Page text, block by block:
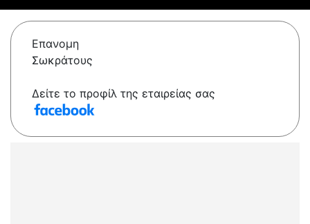
Επανομη
Σωκράτους
Δείτε το προφίλ της εταιρείας σας